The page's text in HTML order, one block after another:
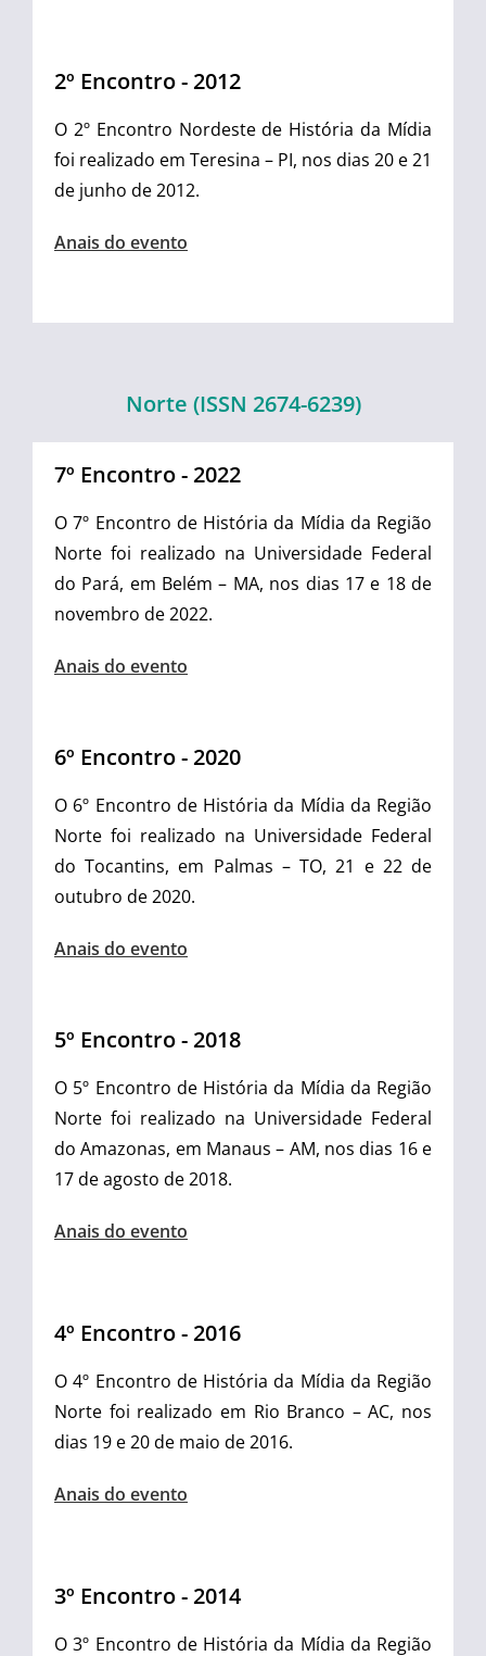
2º Encontro - 2012
O 2º Encontro Nordeste de História da Mídia
foi realizado em Teresina – PI, nos dias 20 e 21
de junho de 2012.
Anais do evento
Norte (ISSN 2674-6239)
7º Encontro - 2022
O 7º Encontro de História da Mídia da Região
Norte foi realizado na Universidade Federal
do Pará, em Belém – MA, nos dias 17 e 18 de
novembro de 2022.
Anais do evento
6º Encontro - 2020
O 6º Encontro de História da Mídia da Região
Norte foi realizado na Universidade Federal
do Tocantins, em Palmas – TO, 21 e 22 de
outubro de 2020.
Anais do evento
5º Encontro - 2018
O 5º Encontro de História da Mídia da Região
Norte foi realizado na Universidade Federal
do Amazonas, em Manaus – AM, nos dias 16 e
17 de agosto de 2018.
Anais do evento
4º Encontro - 2016
O 4º Encontro de História da Mídia da Região
Norte foi realizado em Rio Branco – AC, nos
dias 19 e 20 de maio de 2016.
Anais do evento
3º Encontro - 2014
O 3º Encontro de História da Mídia da Região